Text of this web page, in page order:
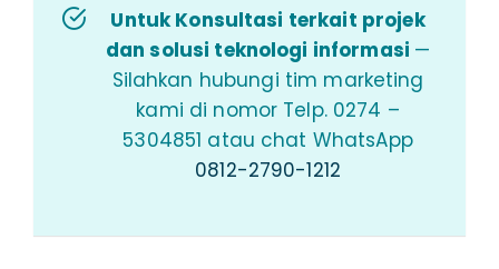
Untuk Konsultasi terkait projek
dan solusi teknologi informasi —
Silahkan hubungi tim marketing
kami di nomor Telp. 0274 –
5304851 atau chat WhatsApp
0812-2790-1212